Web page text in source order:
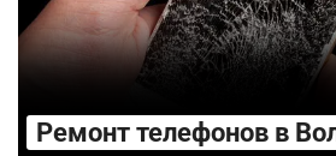
Ремонт телефонов в